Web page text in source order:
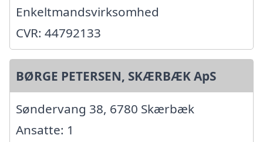
Enkeltmandsvirksomhed
CVR: 44792133
BØRGE PETERSEN, SKÆRBÆK ApS
Søndervang 38, 6780 Skærbæk
Ansatte: 1